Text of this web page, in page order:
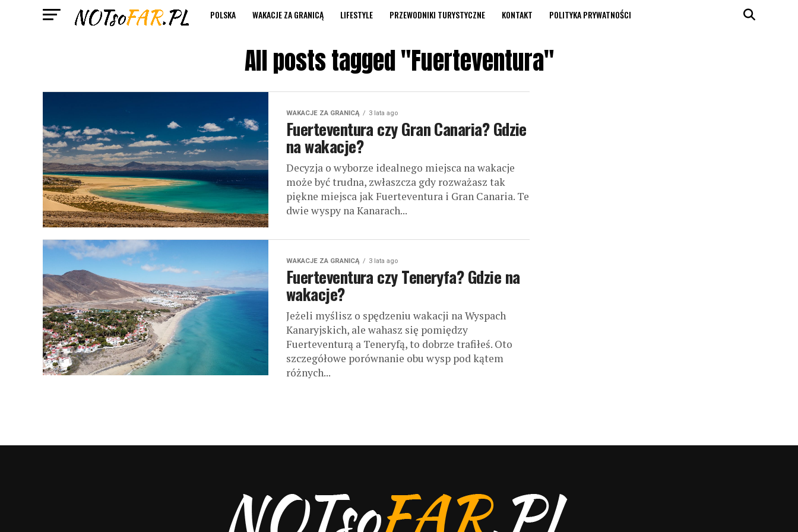
POLSKA WAKACJE ZA GRANICĄ LIFESTYLE PRZEWODNIKI TURYSTYCZNE KONTAKT POLITYKA PRYWATNOŚCI
All posts tagged "Fuerteventura"
WAKACJE ZA GRANICĄ 3 lata ago
Fuerteventura czy Gran Canaria? Gdzie
na wakacje?
Decyzja o wyborze idealnego miejsca na wakacje
może być trudna, zwłaszcza gdy rozważasz tak
piękne miejsca jak Fuerteventura i Gran Canaria. Te
dwie wyspy na Kanarach...
WAKACJE ZA GRANICĄ 3 lata ago
Fuerteventura czy Teneryfa? Gdzie na
wakacje?
Jeżeli myślisz o spędzeniu wakacji na Wyspach
Kanaryjskich, ale wahasz się pomiędzy
Fuerteventurą a Teneryfą, to dobrze trafiłeś. Oto
szczegółowe porównanie obu wysp pod kątem
różnych...